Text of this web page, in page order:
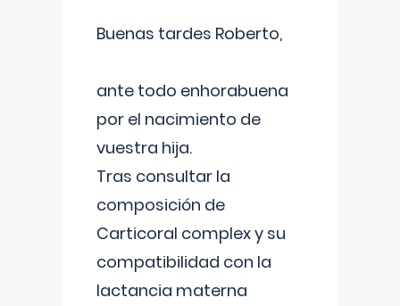
Buenas tardes Roberto,
ante todo enhorabuena
por el nacimiento de
vuestra hija.
Tras consultar la
composición de
Carticoral complex y su
compatibilidad con la
lactancia materna